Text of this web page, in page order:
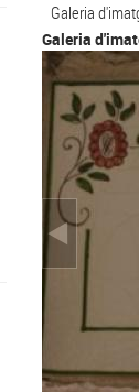
Galeria
Galeria